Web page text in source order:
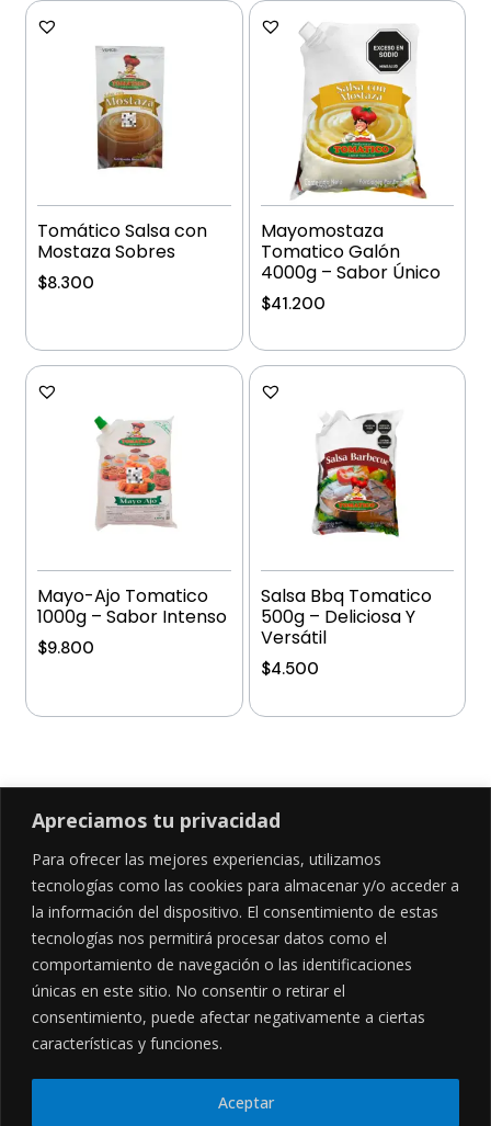
Apreciamos tu privacidad
Para ofrecer las mejores experiencias, utilizamos
tecnologías como las cookies para almacenar y/o acceder a
la información del dispositivo. El consentimiento de estas
tecnologías nos permitirá procesar datos como el
comportamiento de navegación o las identificaciones
únicas en este sitio. No consentir o retirar el
consentimiento, puede afectar negativamente a ciertas
características y funciones.
Aceptar
Tomático Salsa con
Mostaza Sobres
$8.300
Mayomostaza
Tomatico Galón
4000g – Sabor Único
$41.200
Mayo-Ajo Tomatico
1000g – Sabor Intenso
$9.800
Salsa Bbq Tomatico
500g – Deliciosa Y
Versátil
$4.500
SÍGUENOS EN
CONTÁCTANOS
Cl. 34 Sur #52-02, Alcala, Bogotá
+57 3046569705
LEGALES
Políticas de privacidad